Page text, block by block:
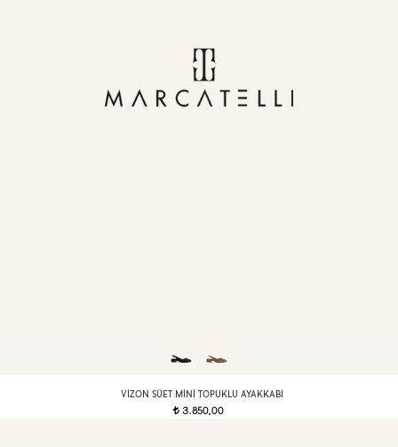
VIZON SÜET MINI TOPUKLU AYAKKABI
t3.850,00